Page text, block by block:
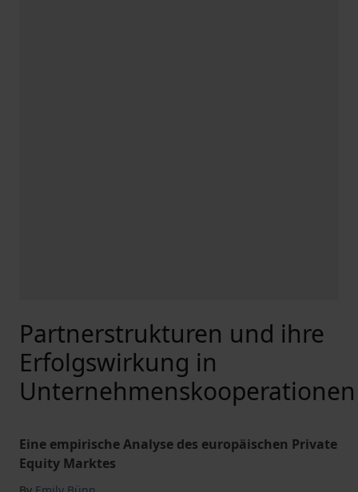
Partnerstrukturen und ihre
Erfolgswirkung in
Unternehmenskooperationen
Eine empirische Analyse des europäischen Private
Equity Marktes